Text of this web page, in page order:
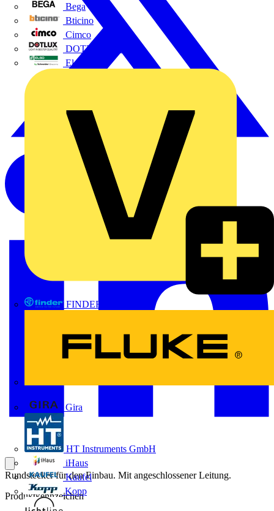
Bega
Bticino
Cimco
DOTLUX GmbH
Elso
FINDER
Gira
HT Instruments GmbH
iHaus
Kaufel
Kopp
Rundstecker für den Einbau. Mit angeschlossener Leitung.
Produktkennzeichen